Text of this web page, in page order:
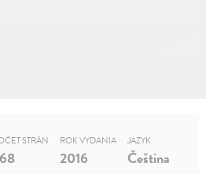
STRÁN ROK VYDANIA
2016
JAZYK
Čeština